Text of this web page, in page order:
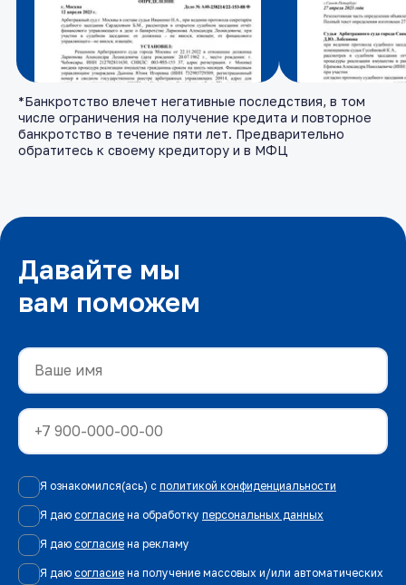
*Банкротство влечет негативные последствия, в том
числе ограничения на получение кредита и повторное
банкротство в течение пяти лет. Предварительно
обратитесь к своему кредитору и в МФЦ
Давайте мы
вам поможем
Я ознакомился(ась) с политикой конфиденциальности
Я даю согласие на обработку персональных данных
Я даю согласие на рекламу
Я даю согласие на получение массовых и/или автоматических